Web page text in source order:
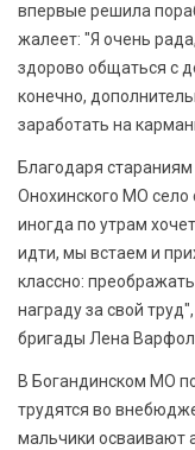
впервые решила
жалеет: "Я очень
здорово общаться с
конечно,
заработать на
Благодаря
Онохинского МО село
иногда по утрам
идти, мы встаем и
классно:
награду за свой
бригады Лена
В Богандинском МО
трудятся во
мальчики осваивают